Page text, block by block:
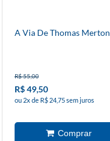
A Via De Thomas Merton
R$ 55,00
R$ 49,50
ou 2x de R$ 24,75 sem juros